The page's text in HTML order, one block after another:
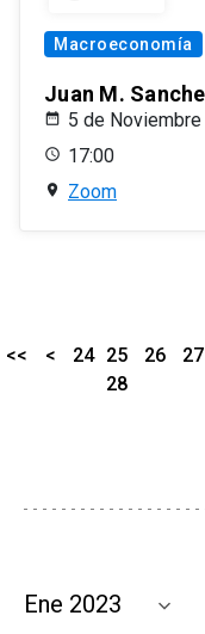
Macroeconomía
Juan M.
5 de
17:00
Zoom
<< < 24 25 26
27
28